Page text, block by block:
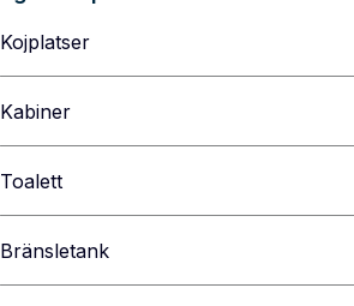
Kojplatser
Kabiner
Toalett
Bränsletank